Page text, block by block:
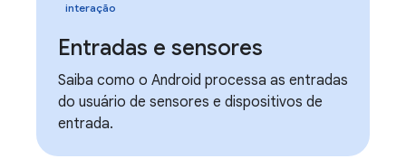
interação
Entradas e sensores
Saiba como o Android processa as entradas
do usuário de sensores e dispositivos de
entrada.